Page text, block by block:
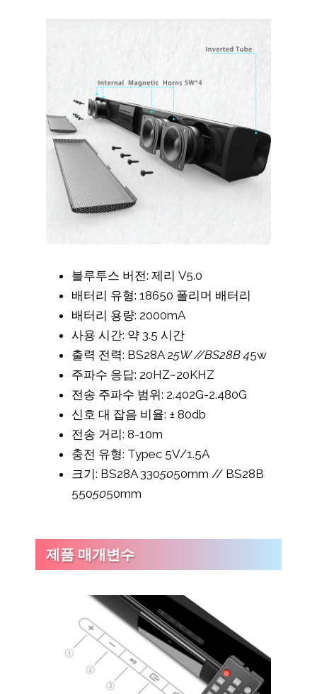
블루투스 버전: 제리 V5.0
배터리 유형: 18650 폴리머 배터리
배터리 용량: 2000mA
사용 시간: 약 3.5 시간
출력 전력: BS28A 25W //BS28B 45w
주파수 응답: 20HZ~20KHZ
전송 주파수 범위: 2.402G-2.480G
신호 대 잡음 비율: ± 80db
전송 거리: 8-10m
충전 유형: Typec 5V/1.5A
크기: BS28A 3305050mm // BS28B
5505050mm
제품 매개변수